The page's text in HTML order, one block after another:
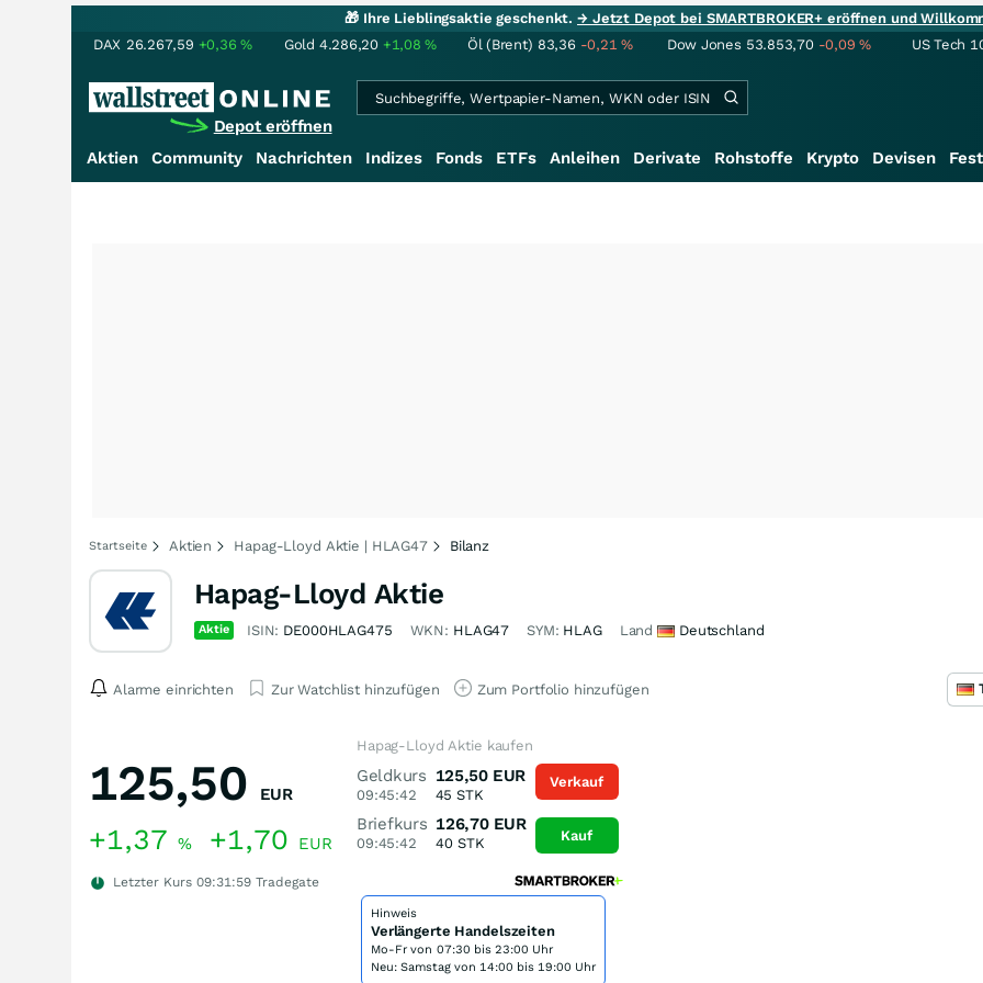
🎁 Ihre Lieblingsaktie geschenkt.→ Jetzt Depot bei SMARTBROKER+ eröffnen und
DAX 26.267,59 +0,36% Gold 4.286,20 +1,08% Öl (Brent) 83,36 -0,21% Dow Jones 53.853,70 -0,09% US Tech
Depot eröffnen
Aktien Community Nachrichten Indizes Fonds ETFs Anleihen Derivate Rohstoffe Krypto Devisen
Startseite Aktien Hapag-Lloyd Aktie | HLAG47 Bilanz
Hapag-Lloyd Aktie
Aktie ISIN: DE000HLAG475 WKN: HLAG47 SYM: HLAG Land Deutschland
Alarme einrichten Zur Watchlist hinzufügen Zum Portfolio hinzufügen
125,50 EUR
+1,37 % +1,70 EUR
Letzter Kurs 09:31:59 Tradegate
Hapag-Lloyd Aktie kaufen
Geldkurs
09:45:42
125,50 EUR
45 STK
Briefkurs
09:45:42
126,70 EUR
40 STK
Verkauf
Kauf
Hinweis
Verlängerte Handelszeiten
Mo-Fr von 07:30 bis 23:00 Uhr
Neu: Samstag von 14:00 bis 19:00 Uhr